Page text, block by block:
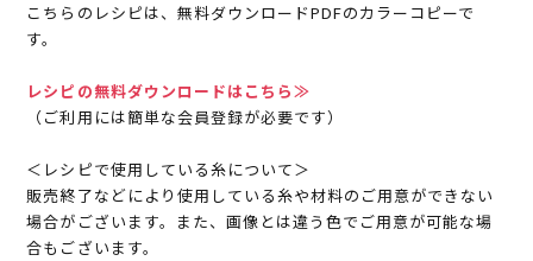
こちらのレシピは、無料ダウンロードPDFのカラーコピーで
す。
レシピの無料ダウンロードはこちら≫
（ご利用には簡単な会員登録が必要です）
＜レシピで使用している糸について＞
販売終了などにより使用している糸や材料のご用意ができない
場合がございます。また、画像とは違う色でご用意が可能な場
合もございます。